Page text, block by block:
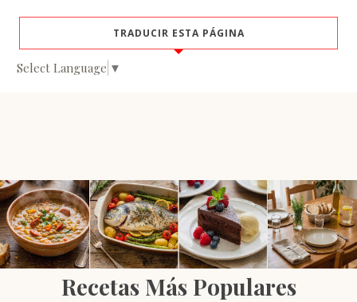
TRADUCIR ESTA PÁGINA
Select Language ▼
Recetas Más Populares